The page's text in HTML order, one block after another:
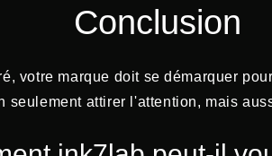
Conclusion
votre marque doit se démarquer
seulement attirer l'attention, mais